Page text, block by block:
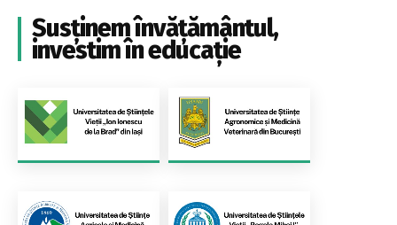
Susținem învățământul,
investim în educație